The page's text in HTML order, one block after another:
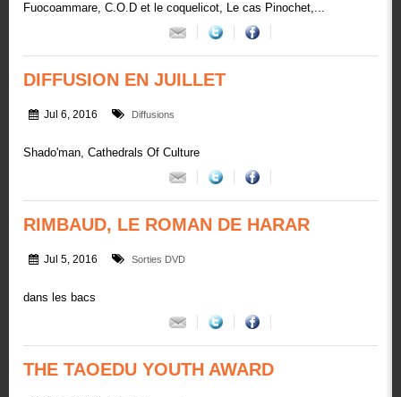
Fuocoammare, C.O.D et le coquelicot, Le cas Pinochet,...
DIFFUSION EN JUILLET
Jul 6, 2016 Diffusions
Shado'man, Cathedrals Of Culture
RIMBAUD, LE ROMAN DE HARAR
Jul 5, 2016 Sorties DVD
dans les bacs
THE TAOEDU YOUTH AWARD